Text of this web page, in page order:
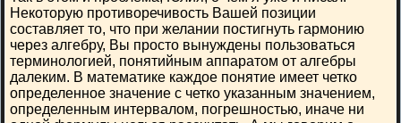
Некоторую противоречивость Вашей позиции
составляет то, что при желании постигнуть гармонию
через алгебру, Вы просто вынуждены пользоваться
терминологией, понятийным аппаратом от алгебры
далеким. В математике каждое понятие имеет четко
определенное значение с четко указанным значением,
определенным интервалом, погрешностью, иначе ни